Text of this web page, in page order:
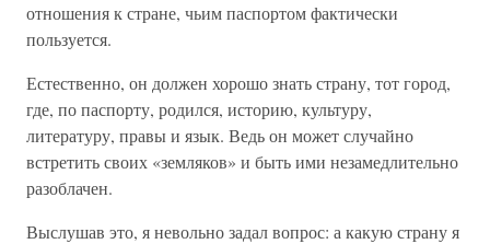
отношения к стране, чьим паспортом фактически
пользуется.
Естественно, он должен хорошо знать страну, тот город,
где, по паспорту, родился, историю, культуру,
литературу, правы и язык. Ведь он может случайно
встретить своих «земляков» и быть ими незамедлительно
разоблачен.
Выслушав это, я невольно задал вопрос: а какую страну я